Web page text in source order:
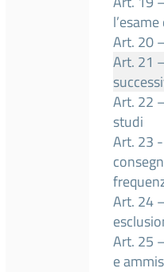
Art. 20
Art. 21
Art. 22
studi
Art. 23
Art. 24
Art. 25
e